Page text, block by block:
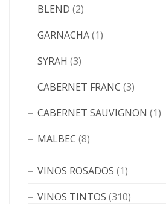
BLEND (2)
GARNACHA(1)
SYRAH (3)
CABERNET FRANC (3)
CABERNET SAUVIGNON (1)
MALBEC (8)
VINOS ROSADOS (1)
VINOS TINTOS (310)